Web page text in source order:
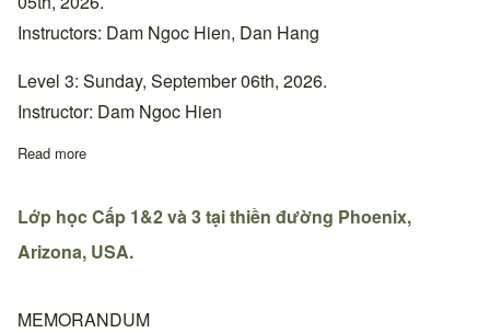
Instructors: Dam Ngoc Hien, Dan Hang
Level 3: Sunday, September 06th, 2026.
Instructor: Dam Ngoc Hien
Read more
Lớp học Cấp 1&2 và 3 tại thiền đường Phoenix,
Arizona, USA.
MEMORANDUM